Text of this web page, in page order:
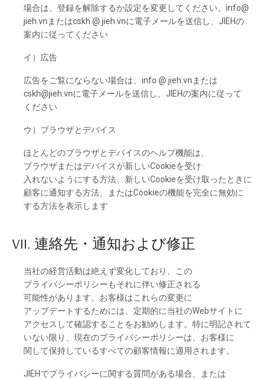
場合は、 登録を解除するか設定を変更してください。 info@
jieh.vnまたはcskh @ jieh.vnに電子メールを送信し、 JIEHの
案内に従って くださ い
イ） 広告
広告をご覧にならない場合は、 info @ jieh.vnまたは
cskh@jieh.vnに電子メールを送信し、 JIEHの案内に従って
くださ い
ウ） ブラウザとデバイス
ほと んどのブラウザとデバイスのヘルプ機能は、
ブラウザまたはデバイスが新しいCookieを受け
入れないようにする方法、 新しいCookieを受け取ったときに
顧客に通知する方法、 またはCookieの機能を完全に無効に
する方法を表示し ます
VII. 連絡先 ・ 通知および修正
当社の経営活動は絶えず変化しており、この
プライバシーポリシーもそれに伴い修正さ れる
可能性があります。お客様はこれらの変更に
アップデートするためには、 定期的に当社のWebサイトに
アクセスして確認することをお勧めします。 特に明記さ れて
いない限り、 現在のプライバシーポリシーは、お客様に
関して保持しているすべての顧客情報に適用さ れます。
JIEHでプライバシーに関する質問がある場合、
または